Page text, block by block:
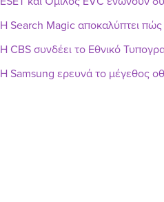
Η Search Magic αποκαλύπτει πώς
Η CBS συνδέει το Εθνικό
Η Samsung ερευνά το μέγεθος